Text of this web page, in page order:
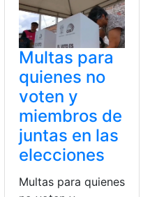
Multas para
quienes no
voten y
miembros de
juntas en las
elecciones
Multas para quienes